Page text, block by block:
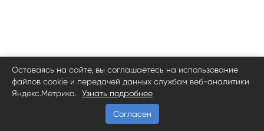
Оставаясь на сайте, вы соглашаетесь на использование
файлов cookie и передачей данных службам веб-аналитики
Яндекс.Метрика.
Узнать подробнее
Согласен